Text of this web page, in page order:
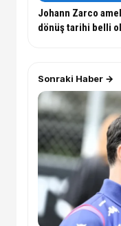
Johann Zarco
dönüş tarihi belli
Sonraki Haber →